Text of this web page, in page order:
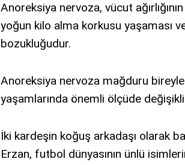
Anoreksiya nervoza, vücut
yoğun kilo alma korkusu yaşaması
bozukluğudur.
Anoreksiya nervoza mağduru
yaşamlarında önemli ölçüde
İki kardeşin koğuş arkadaşı olarak
Erzan, futbol dünyasının ünlü